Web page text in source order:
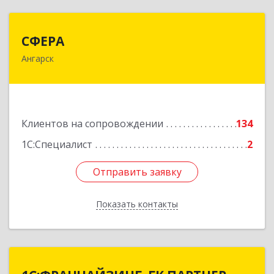
СФЕРА
Ангарск
Клиентов на сопровождении
134
1С:Специалист
2
Отправить заявку
Показать контакты
665816, Иркутская обл, Ангарск г, 177-й кв-л,
Отправить заявку
Назад
1С:ФРАНЧАЙЗИНГ. ГК ПАРТНЕР